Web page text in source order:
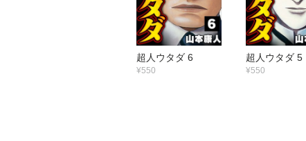
超人ウタダ 6
¥550
超人ウタダ 5
¥550